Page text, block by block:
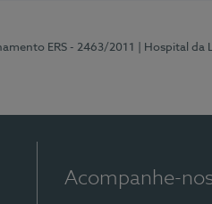
ERS - 2463/2011
| Hospital da
Acompanhe-